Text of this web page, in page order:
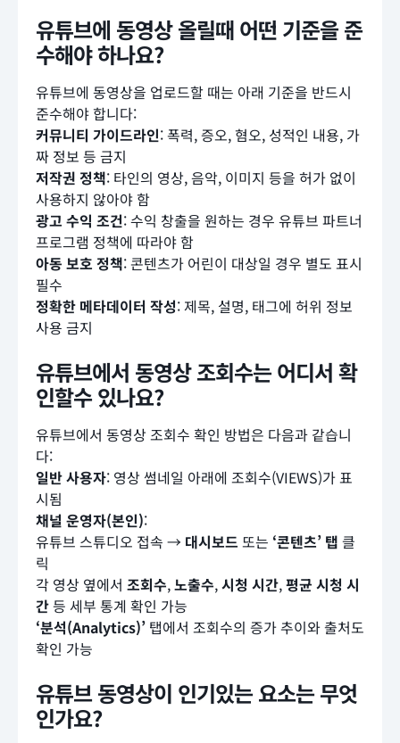
유튜브에 동영상 올릴때 어떤 기준을 준
수해야 하나요?
유튜브에 동영상을 업로드할 때는 아래 기준을 반드시
준수해야 합니다:
커뮤니티 가이드라인: 폭력, 증오, 혐오, 성적인 내용, 가
짜 정보 등 금지
저작권 정책: 타인의 영상, 음악, 이미지 등을 허가 없이
사용하지 않아야 함
광고 수익 조건: 수익 창출을 원하는 경우 유튜브 파트너
프로그램 정책에 따라야 함
아동 보호 정책: 콘텐츠가 어린이 대상일 경우 별도 표시
필수
정확한 메타데이터 작성: 제목, 설명, 태그에 허위 정보
사용 금지
유튜브에서 동영상 조회수는 어디서 확
인할수 있나요?
유튜브에서 동영상 조회수 확인 방법은 다음과 같습니
다:
일반 사용자: 영상 썸네일 아래에 조회수(VIEWS)가 표
시됨
채널 운영자(본인):
유튜브 스튜디오 접속 → 대시보드 또는 ‘콘텐츠’ 탭 클
릭
각 영상 옆에서 조회수,노출수,시청 시간,평균 시청 시
간등 세부 통계 확인 가능
‘분석(Analytics)’ 탭에서 조회수의 증가 추이와 출처도
확인 가능
유튜브 동영상이 인기있는 요소는 무엇
인가요?